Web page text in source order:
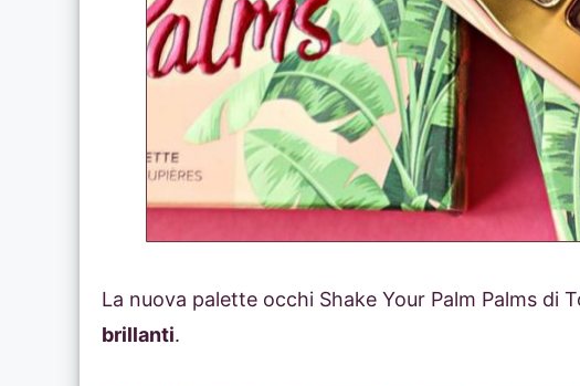
La nuova palette occhi Shake Your Palm Palms di
brillanti.